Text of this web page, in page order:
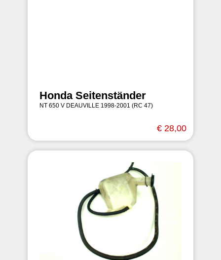
Honda Seitenständer
NT 650 V DEAUVILLE 1998-2001 (RC 47)
€ 28,00